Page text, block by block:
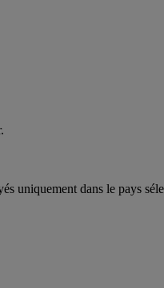
uniquement dans le pays